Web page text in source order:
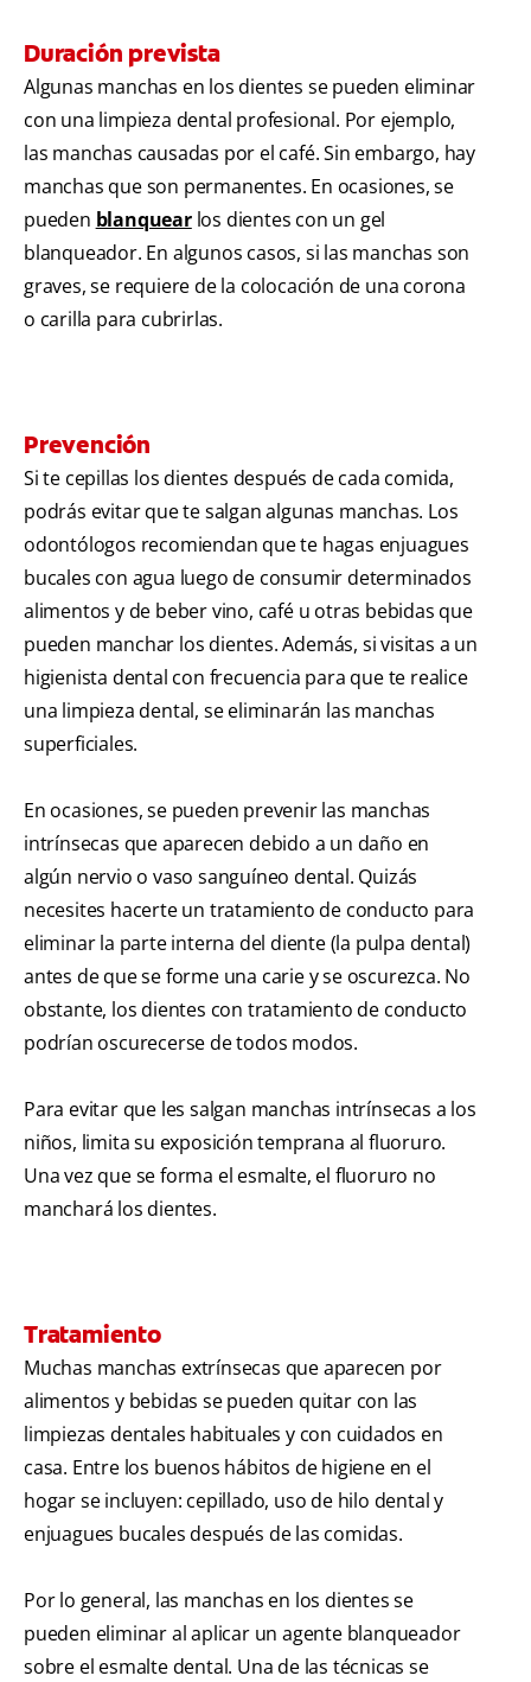
Duración prevista
Algunas manchas en los dientes se pueden eliminar
con una limpieza dental profesional. Por ejemplo,
las manchas causadas por el café. Sin embargo, hay
manchas que son permanentes. En ocasiones, se
pueden blanquearlos dientes con un gel
blanqueador. En algunos casos, si las manchas son
graves, se requiere de la colocación de una corona
o carilla para cubrirlas.
Prevención
Si te cepillas los dientes después de cada comida,
podrás evitar que te salgan algunas manchas. Los
odontólogos recomiendan que te hagas enjuagues
bucales con agua luego de consumir determinados
alimentos y de beber vino, café u otras bebidas que
pueden manchar los dientes. Además, si visitas a un
higienista dental con frecuencia para que te realice
una limpieza dental, se eliminarán las manchas
superficiales.
En ocasiones, se pueden prevenir las manchas
intrínsecas que aparecen debido a un daño en
algún nervio o vaso sanguíneo dental. Quizás
necesites hacerte un tratamiento de conducto para
eliminar la parte interna del diente (la pulpa dental)
antes de que se forme una carie y se oscurezca. No
obstante, los dientes con tratamiento de conducto
podrían oscurecerse de todos modos.
Para evitar que les salgan manchas intrínsecas a los
niños, limita su exposición temprana al fluoruro.
Una vez que se forma el esmalte, el fluoruro no
manchará los dientes.
Tratamiento
Muchas manchas extrínsecas que aparecen por
alimentos y bebidas se pueden quitar con las
limpiezas dentales habituales y con cuidados en
casa. Entre los buenos hábitos de higiene en el
hogar se incluyen: cepillado, uso de hilo dental y
enjuagues bucales después de las comidas.
Por lo general, las manchas en los dientes se
pueden eliminar al aplicar un agente blanqueador
sobre el esmalte dental. Una de las técnicas se